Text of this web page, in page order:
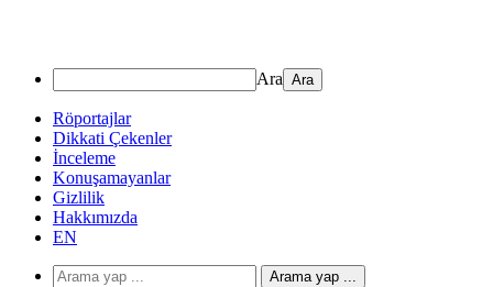
Ara
Röportajlar
Dikkati Çekenler
İnceleme
Konuşamayanlar
Gizlilik
Hakkımızda
EN
Arama yap ...